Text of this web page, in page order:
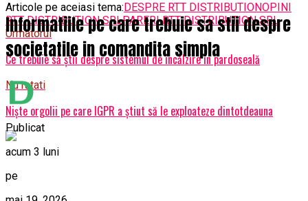
Articole pe aceiasi tema: DESPRE RTT DISTRIBUTIONOPINI
RTT DISTRIBUTION SRLPARERI RTT DISTRIBUTION SRL
Urmatorul
Ce trebuie să știi despre sistemul de încălzire în pardoseală
Nu ratati
Niște orgolii pe care IGPR a știut să le exploateze dintotdeauna
Informatiile pe care trebuie sa stii despre
societatile in comandita simpla
Publicat
acum 3 luni
pe